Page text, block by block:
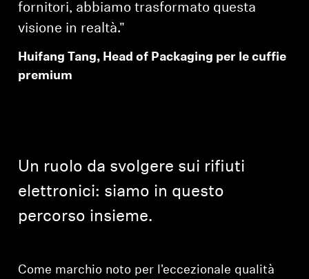
fornitori, abbiamo trasformato questa
visione in realtà."
Huifang Tang, Head of Packaging per le cuffie
premium
Un ruolo da svolgere sui rifiuti
elettronici: siamo in questo
percorso insieme.
Come marchio noto per l'eccezionale qualità